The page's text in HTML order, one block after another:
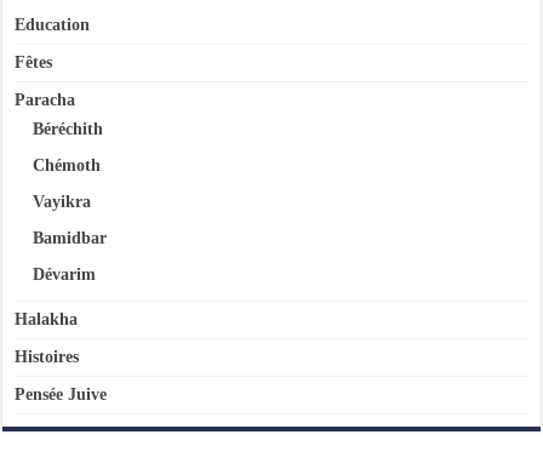
Education
Fêtes
Paracha
Béréchith
Chémoth
Vayikra
Bamidbar
Dévarim
Halakha
Histoires
Pensée Juive